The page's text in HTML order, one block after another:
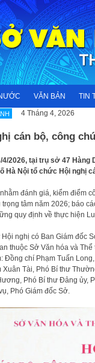
VĂN BẢN TIN
4 Tháng 4, 2026
cán bộ, công
4/2026, tại trụ sở 47 Hàng
Hà Nội tổ chức Hội nghị
đánh giá, kiểm điểm
trọng tâm năm 2026; báo
quy định về thực hiện
nghị có Ban Giám đốc
thuộc Sở Văn hóa và
Đồng chí Phạm Tuấn
Xuân Tài, Phó Bí thư
Phó Bí thư Đảng ủy,
Phó Giám đốc Sở.